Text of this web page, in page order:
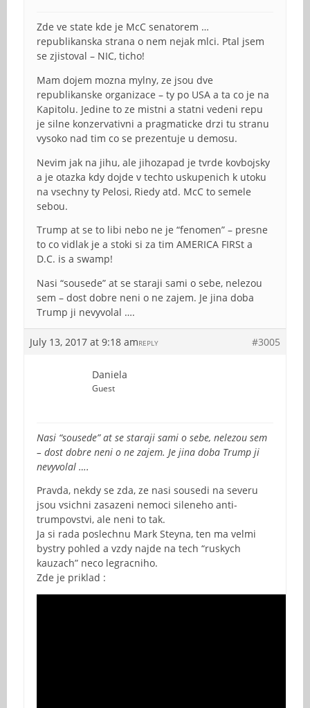
Zde ve state kde je McC senatorem …
republikanska strana o nem nejak mlci. Ptal jsem
se zjistoval – NIC, ticho!
Mam dojem mozna mylny, ze jsou dve
republikanske organizace – ty po USA a ta co je na
Kapitolu. Jedine to ze mistni a statni vedeni repu
je silne konzervativni a pragmaticke drzi tu stranu
vysoko nad tim co se prezentuje u demosu.
Nevim jak na jihu, ale jihozapad je tvrde kovbojsky
a je otazka kdy dojde v techto uskupenich k utoku
na vsechny ty Pelosi, Riedy atd. McC to semele
sebou.
Trump at se to libi nebo ne je “fenomen” – presne
to co vidlak je a stoki si za tim AMERICA FIRSt a
D.C. is a swamp!
Nasi “sousede” at se staraji sami o sebe, nelezou
sem – dost dobre neni o ne zajem. Je jina doba
Trump ji nevyvolal ….
July 13, 2017 at 9:18 am #3005
REPLY
Daniela
Guest
Nasi “sousede” at se staraji sami o sebe, nelezou sem
– dost dobre neni o ne zajem. Je jina doba Trump ji
nevyvolal ….
Pravda, nekdy se zda, ze nasi sousedi na severu
jsou vsichni zasazeni nemoci sileneho anti-
trumpovstvi, ale neni to tak.
Ja si rada poslechnu Mark Steyna, ten ma velmi
bystry pohled a vzdy najde na tech “ruskych
kauzach” neco legracniho.
Zde je priklad :